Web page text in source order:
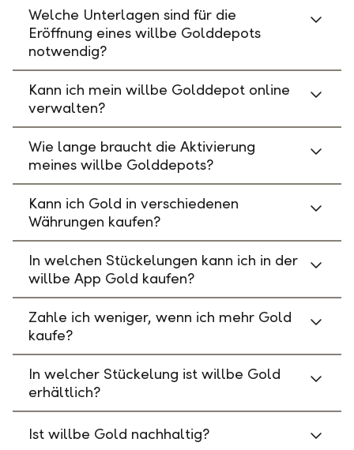
Welche Unterlagen sind für die
Eröffnung eines willbe Golddepots
notwendig?
Kann ich mein willbe Golddepot online
verwalten?
Wie lange braucht die Aktivierung
meines willbe Golddepots?
Kann ich Gold in verschiedenen
Währungen kaufen?
In welchen Stückelungen kann ich in der
willbe App Gold kaufen?
Zahle ich weniger, wenn ich mehr Gold
kaufe?
In welcher Stückelung ist willbe Gold
erhältlich?
Ist willbe Gold nachhaltig?